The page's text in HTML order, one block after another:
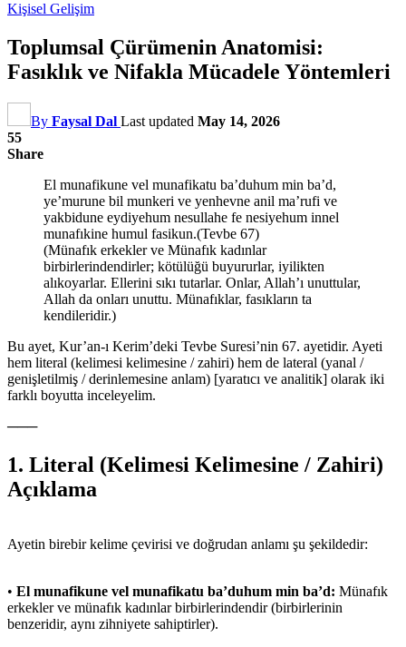
Kişisel Gelişim
Toplumsal Çürümenin Anatomisi:
Fasıklık ve Nifakla Mücadele Yöntemleri
By Faysal Dal Last updated May 14, 2026
55
Share
El munafikune vel munafikatu ba’duhum min ba’d,
ye’murune bil munkeri ve yenhevne anil ma’rufi ve
yakbidune eydiyehum nesullahe fe nesiyehum innel
munafıkine humul fasikun.(Tevbe 67)
(Münafık erkekler ve Münafık kadınlar
birbirlerindendirler; kötülüğü buyururlar, iyilikten
alıkoyarlar. Ellerini sıkı tutarlar. Onlar, Allah’ı unuttular,
Allah da onları unuttu. Münafıklar, fasıkların ta
kendileridir.)
Bu ayet, Kur’an-ı Kerim’deki Tevbe Suresi’nin 67. ayetidir. Ayeti
hem literal (kelimesi kelimesine / zahiri) hem de lateral (yanal /
genişletilmiş / derinlemesine anlam) [yaratıcı ve analitik] olarak iki
farklı boyutta inceleyelim.
───
1. Literal (Kelimesi Kelimesine / Zahiri)
Açıklama
Ayetin birebir kelime çevirisi ve doğrudan anlamı şu şekildedir:
• El munafikune vel munafikatu ba’duhum min ba’d: Münafık
erkekler ve münafık kadınlar birbirlerindendir (birbirlerinin
benzeridir, aynı zihniyete sahiptirler).